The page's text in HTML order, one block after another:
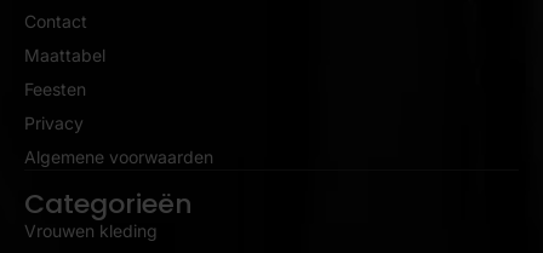
Contact
Maattabel
Feesten
Privacy
Algemene voorwaarden
Categorieën
Vrouwen kleding